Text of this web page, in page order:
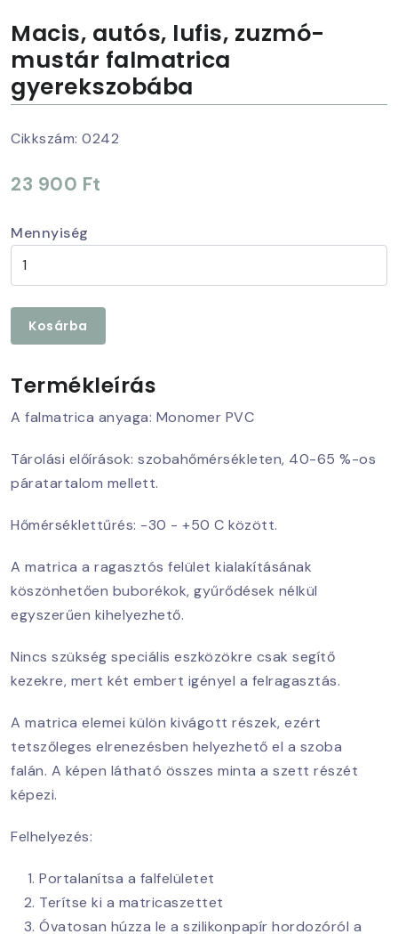
Macis, autós, lufis, zuzmó-
mustár falmatrica
gyerekszobába
Cikkszám: 0242
23 900 Ft
Mennyiség
Kosárba
Termékleírás
A falmatrica anyaga: Monomer PVC
Tárolási előírások: szobahőmérsékleten, 40-65 %-os
páratartalom mellett.
Hőmérséklettűrés: -30 - +50 C között.
A matrica a ragasztós felület kialakításának
köszönhetően buborékok, gyűrődések nélkül
egyszerűen kihelyezhető.
Nincs szükség speciális eszközökre csak segítő
kezekre, mert két embert igényel a felragasztás.
A matrica elemei külön kivágott részek, ezért
tetszőleges elrenezésben helyezhető el a szoba
falán. A képen látható összes minta a szett részét
képezi.
Felhelyezés:
Portalanítsa a falfelületet
Terítse ki a matricaszettet
Óvatosan húzza le a szilikonpapír hordozóról a